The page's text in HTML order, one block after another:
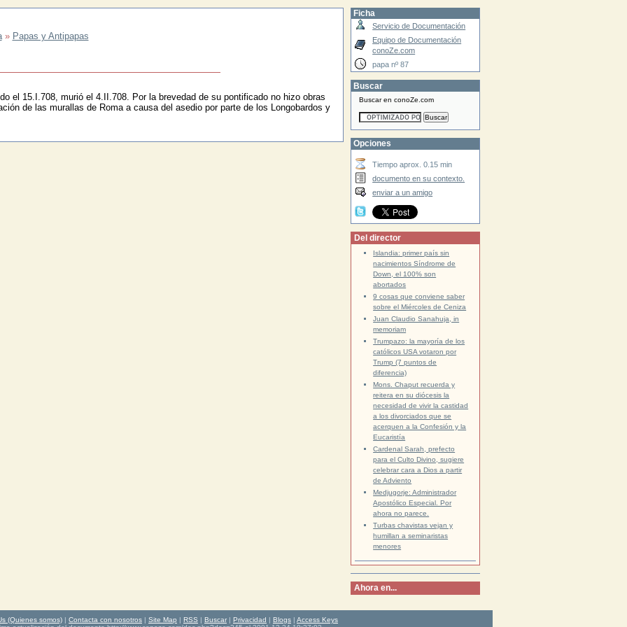
» Papas y Antipapas
el 15.I.708, murió el 4.II.708. Por la brevedad de su pontificado no hizo obras
de las murallas de Roma a causa del asedio por parte de los Longobardos y
Ficha
Servicio de Documentación
Equipo de Documentación
conoZe.com
papa nº 87
Buscar
Buscar en conoZe.com
Opciones
Tiempo aprox. 0.15 min
documento en su contexto.
enviar a un amigo
Del director
Islandia: primer país sin
nacimientos Síndrome de
Down, el 100% son
abortados
9 cosas que conviene saber
sobre el Miércoles de Ceniza
Juan Claudio Sanahuja, in
memoriam
Trumpazo: la mayoría de los
católicos USA votaron por
Trump (7 puntos de
diferencia)
Mons. Chaput recuerda y
reitera en su diócesis la
necesidad de vivir la castidad
a los divorciados que se
acerquen a la Confesión y la
Eucaristía
Cardenal Sarah, prefecto
para el Culto Divino, sugiere
celebrar cara a Dios a partir
de Adviento
Medjugorje: Administrador
Apostólico Especial. Por
ahora no parece.
Turbas chavistas vejan y
humillan a seminaristas
menores
Ahora en...
(Quienes somos) | Contacta con nosotros | Site Map | RSS | Buscar | Privacidad | Blogs | Access Keys